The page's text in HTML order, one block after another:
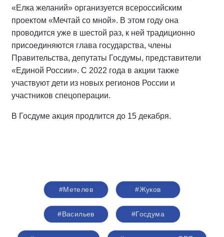
«Елка желаний» организуется всероссийским
проектом «Мечтай со мной». В этом году она
проводится уже в шестой раз, к ней традиционно
присоединяются глава государства, члены
Правительства, депутаты Госдумы, представители
«Единой России». С 2022 года в акции также
участвуют дети из новых регионов России и
участников спецоперации.
В Госдуме акция продлится до 15 декабря.
#Метелев #Жуков
#Васильев #Госдума